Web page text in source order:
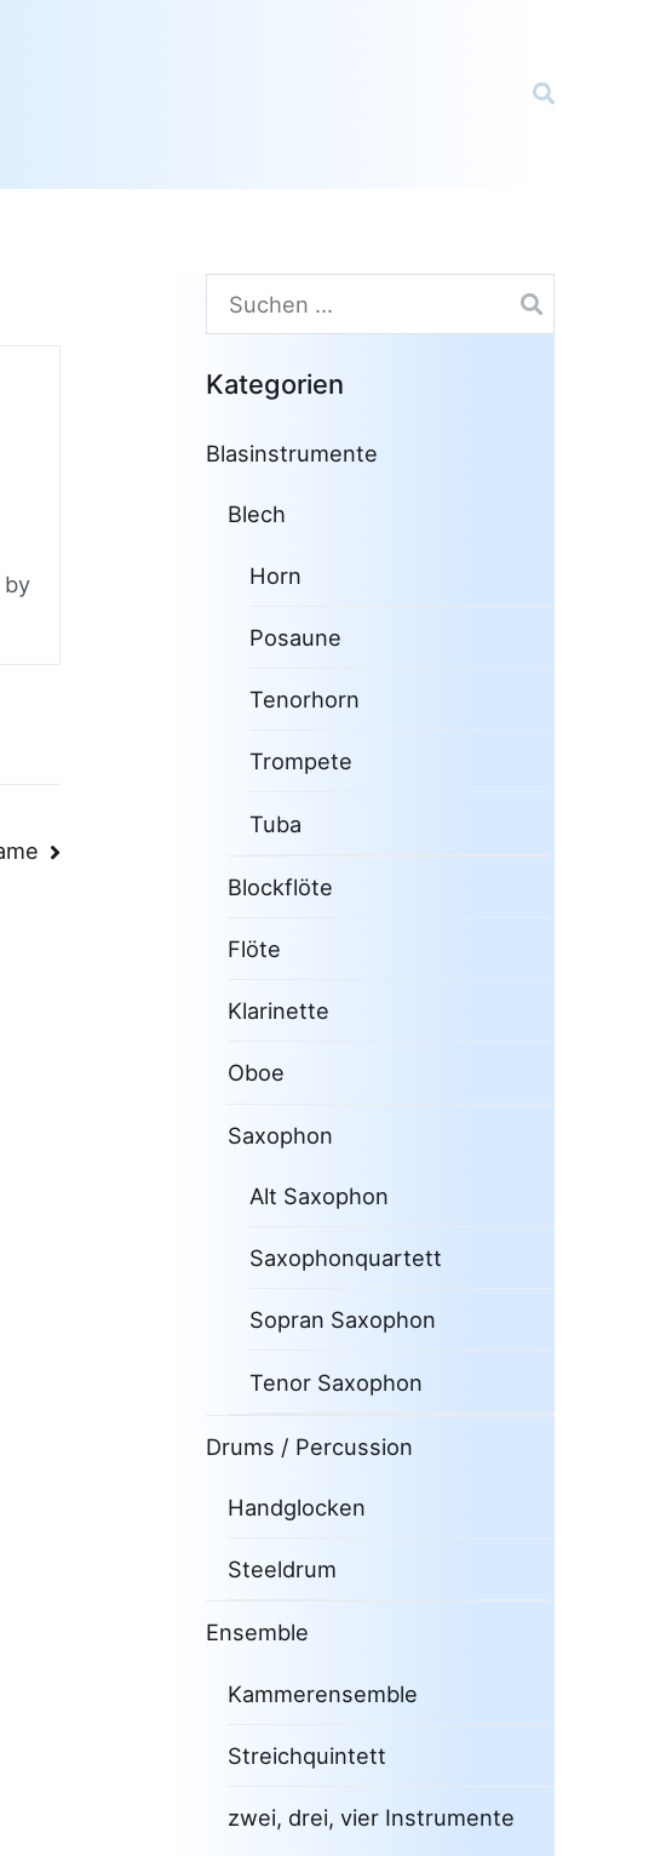
by
Suchen
nach:
Kategorien
Blasinstrumente
Blech
Horn
Posaune
Tenorhorn
Trompete
Tuba
Blockflöte
Flöte
Klarinette
Oboe
Saxophon
Alt Saxophon
Saxophonquartett
Sopran Saxophon
Tenor Saxophon
Drums / Percussion
Handglocken
Steeldrum
Ensemble
Kammerensemble
Streichquintett
zwei, drei, vier Instrumente